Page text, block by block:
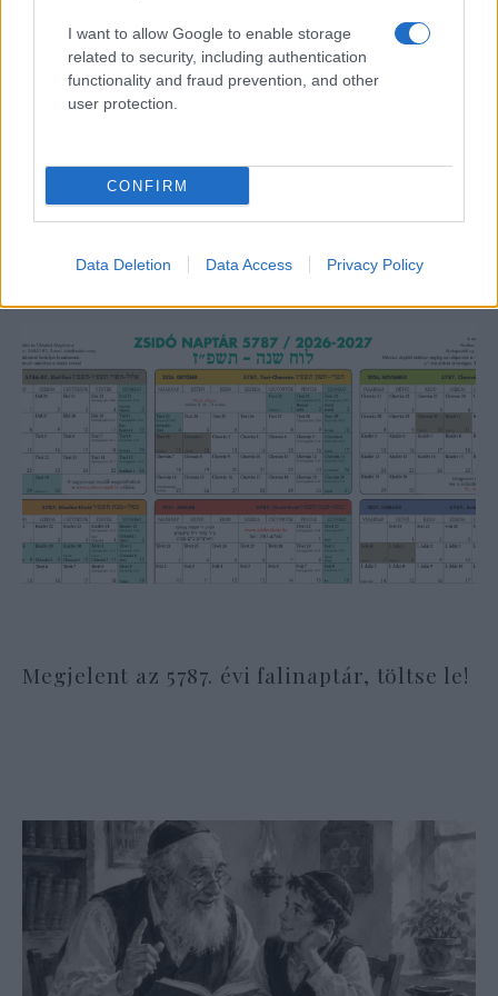
I want to allow Google to enable storage
related to security, including authentication
functionality and fraud prevention, and other
user protection.
CONFIRM
Data Deletion Data Access Privacy Policy
Lesújtva fogadtuk a hírt: meghalt a Rebbe
bizalmasa
Megjelent az 5787. évi falinaptár, töltse le!